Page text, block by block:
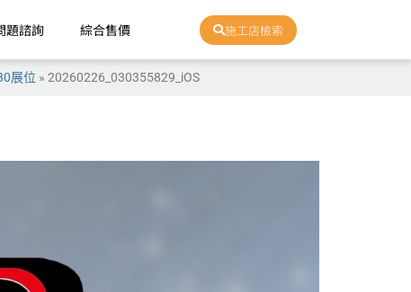
題諮詢 綜合售價 施工店檢索
展位 » 20260226_030355829_iOS